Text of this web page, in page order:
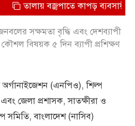
বজ্রপাতে কাপড় ব্যবসায়ীর মৃত্যু
সক্ষমতা বৃদ্ধি এবং দেশব্যাপী
বিষয়ক ৫ দিন ব্যাপী প্রশিক্ষণ
অর্গানাইজেশন (এনপিও), শিল্প
জেলা প্রশাসক, সাতক্ষীরা ও
সমিতি, বাংলাদেশ (নাসিব)